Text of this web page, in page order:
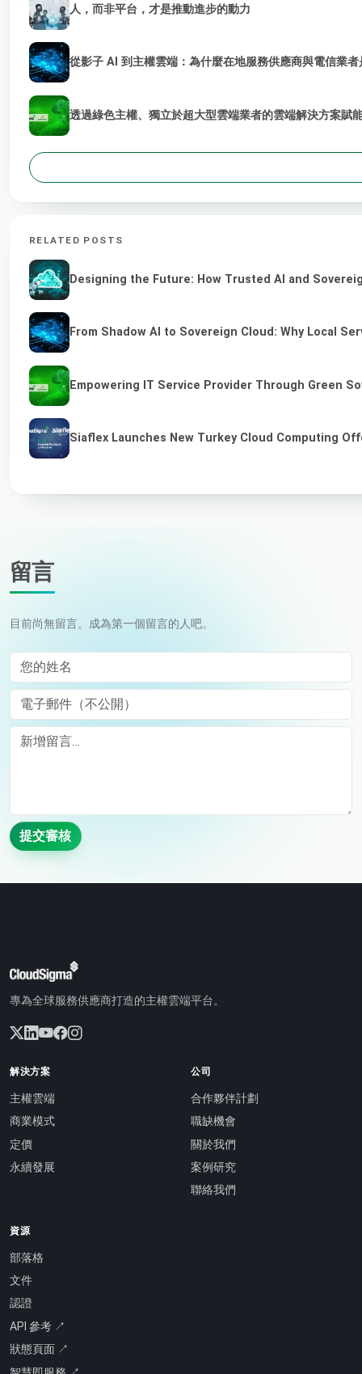
人，而非平台，才是推動進步的動力
從影子 AI 到主權雲端：為什麼在地服務供應商與電信業
透過綠色主權、獨立於超大型雲端業者的雲端解決方案賦
RELATED POSTS
Designing the Future: How Trusted AI and
From Shadow AI to Sovereign Cloud: Why Local
Empowering IT Service Provider Through Green
Siaflex Launches New Turkey Cloud Computing
留言
目前尚無留言。成為第一個留言的人吧。
您的姓名
電子郵件（不公開）
Comment
提交審核
專為全球服務供應商打造的主權雲端平台。
解決方案
主權雲端
商業模式
定價
永續發展
公司
合作夥伴計劃
職缺機會
關於我們
案例研究
聯絡我們
資源
部落格
文件
認證
API 參考 ↗
狀態頁面 ↗